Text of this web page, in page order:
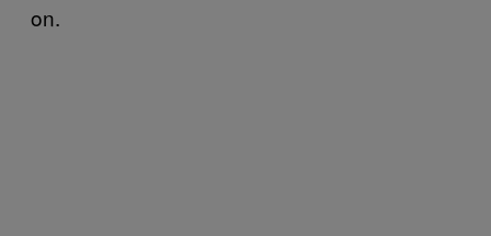
on.